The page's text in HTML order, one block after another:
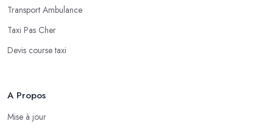
Transport Ambulance
Taxi Pas Cher
Devis course taxi
A Propos
Mise à jour